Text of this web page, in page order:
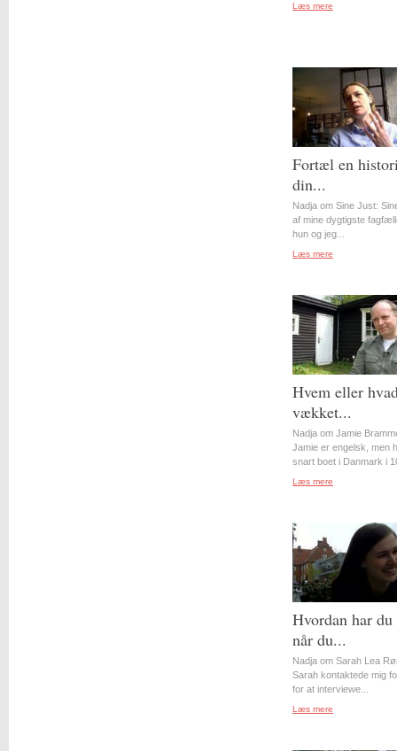
Læs mere
Fortæl en
din...
Nadja om Sine Just:
af mine dygtigste
hun og jeg...
Læs mere
Hvem eller
vækket...
Nadja om Jamie
Jamie er engelsk, men
snart boet i Danmark i
Læs mere
Hvordan har du
når du...
Nadja om Sarah Lea
Sarah kontaktede mig
for at interviewe...
Læs mere